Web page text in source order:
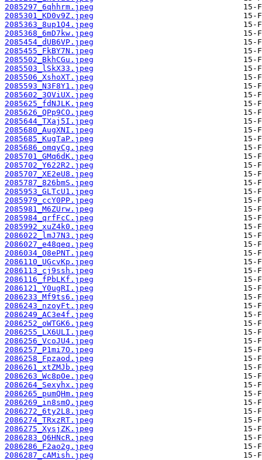
2085297_6qhhrm.jpeg
2085301_KD0v9Z.jpeg
2085363_8up1Q4.jpeg
2085368_6mD7kw.jpeg
2085454_dUB6VP.jpeg
2085455_FkBY7N.jpeg
2085502_BkhCGu.jpeg
2085503_lSkX33.jpeg
2085506_XshoXT.jpeg
2085593_N3F8Y1.jpeg
2085602_3OViUX.jpeg
2085625_fdNJLK.jpeg
2085626_QPp9CO.jpeg
2085644_TXaj5I.jpeg
2085680_AugXNI.jpeg
2085685_KugTaP.jpeg
2085686_omqyCg.jpeg
2085701_GMq6dK.jpeg
2085702_Y622R2.jpeg
2085707_XE2eU8.jpeg
2085787_826bmS.jpeg
2085953_GLTcU1.jpeg
2085979_ccY0PP.jpeg
2085981_M6ZUrw.jpeg
2085984_qrfFcC.jpeg
2085992_xuZ4k0.jpeg
2086022_lmJ7N3.jpeg
2086027_e48qeq.jpeg
2086034_O8ePNT.jpeg
2086110_UGcvKp.jpeg
2086113_cj9ssh.jpeg
2086116_fPbLKf.jpeg
2086121_Y0ugRI.jpeg
2086233_Mf9ts6.jpeg
2086243_nzoyFt.jpeg
2086249_AC3e4f.jpeg
2086252_oWTGK6.jpeg
2086255_LX6ULI.jpeg
2086256_VcoJU4.jpeg
2086257_P1mi7O.jpeg
2086258_Fpzaod.jpeg
2086261_xtZMJb.jpeg
2086263_Wc8pOe.jpeg
2086264_Sexyhx.jpeg
2086265_pumQHm.jpeg
2086269_in8smQ.jpeg
2086272_6ty2L8.jpeg
2086274_TRxzRT.jpeg
2086275_XysjZK.jpeg
2086283_Q6HNcR.jpeg
2086286_F2ao2g.jpeg
2086287_cAMish.jpeg